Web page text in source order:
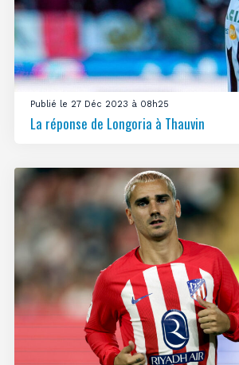
Publié le 27 Déc 2023 à 08h25
La réponse de Longoria à Thauvin